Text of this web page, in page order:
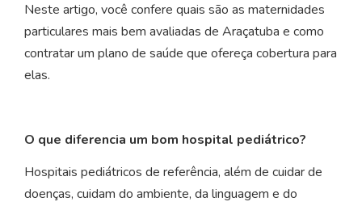
Neste artigo, você confere quais são as maternidades
particulares mais bem avaliadas de Araçatuba e como
contratar um plano de saúde que ofereça cobertura para
elas.
O que diferencia um bom hospital pediátrico?
Hospitais pediátricos de referência, além de cuidar de
doenças, cuidam do ambiente, da linguagem e do